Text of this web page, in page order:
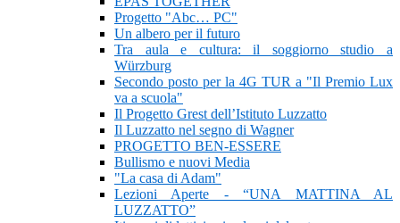
Progetto "Abc… PC"
Un albero per il futuro
Tra aula e cultura: il soggiorno studio a
Würzburg
Secondo posto per la 4G TUR a "Il Premio Lux
va a scuola"
Il Progetto Grest dell’Istituto Luzzatto
Il Luzzatto nel segno di Wagner
PROGETTO BEN-ESSERE
Bullismo e nuovi Media
"La casa di Adam"
Lezioni Aperte - “UNA MATTINA AL
LUZZATTO”